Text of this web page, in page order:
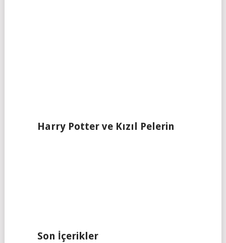
Harry Potter ve Kızıl Pelerin
Son İçerikler